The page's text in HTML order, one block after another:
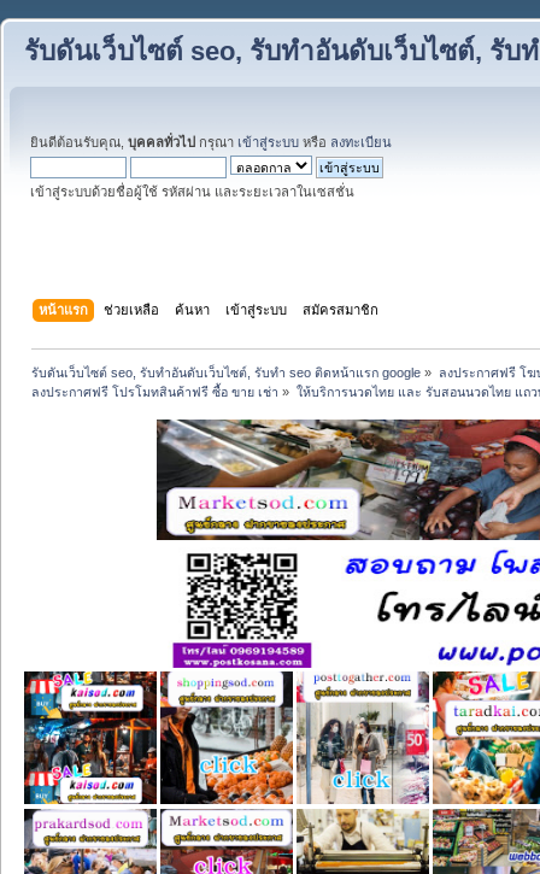
รับดันเว็บไซต์ seo, รับทำอันดับเว็บไซต์, รับ
ยินดีต้อนรับคุณ, บุคคลทั่วไป กรุณา เข้าสู่ระบบ หรือ ลงทะเบียน
เข้าสู่ระบบด้วยชื่อผู้ใช้ รหัสผ่าน และระยะเวลาในเซสชั่น
หน้าแรก ช่วยเหลือ ค้นหา เข้าสู่ระบบ สมัครสมาชิก
รับดันเว็บไซต์ seo, รับทำอันดับเว็บไซต์, รับทำ seo ติดหน้าแรก google » ลงประกาศฟรี โ
ลงประกาศฟรี โปรโมทสินค้าฟรี ซื้อ ขาย เช่า » ให้บริการนวดไทย และ รับสอนนวดไทย แถ